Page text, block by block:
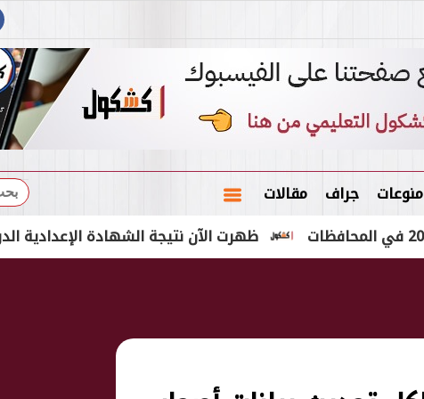
منوعات جراف مقالات بحث
ظهرت الآن نتيجة الشهادة الإعدادية الدور الثاني 2026 برقم الجلوس